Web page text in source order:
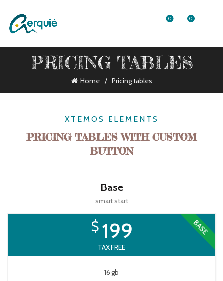
0 0
PRICING TABLES
Home Pricing tables
XTEMOS ELEMENTS
PRICING TABLES WITH CUSTOM
BUTTON
Base
smart start
BASE
$ 199
TAX FREE
16 gb